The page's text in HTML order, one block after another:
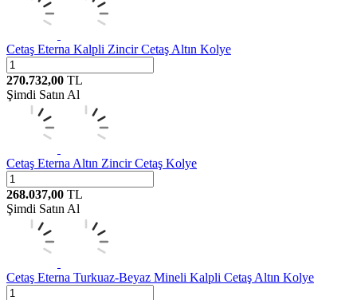
Cetaş Eterna Kalpli Zincir Cetaş Altın Kolye
270.732,00 TL
Şimdi Satın Al
Cetaş Eterna Altın Zincir Cetaş Kolye
268.037,00 TL
Şimdi Satın Al
Cetaş Eterna Turkuaz-Beyaz Mineli Kalpli Cetaş Altın Kolye